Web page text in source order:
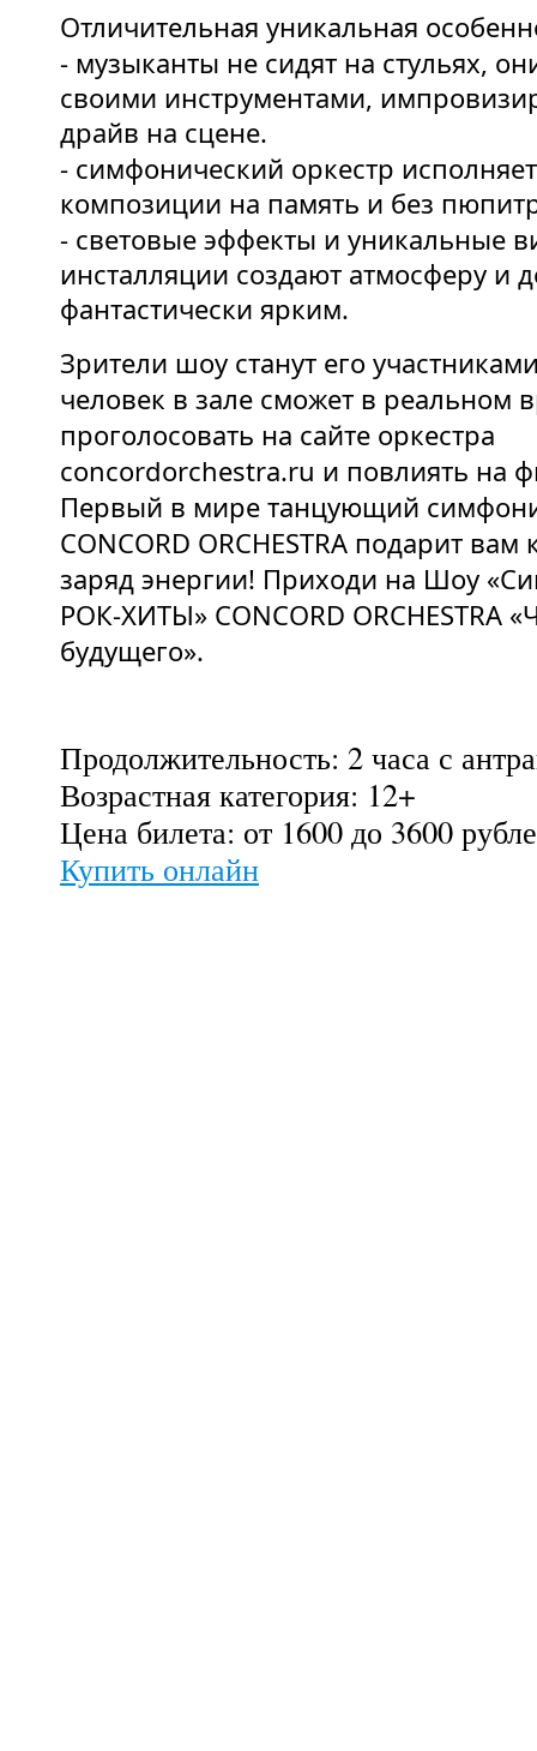
Отличительная уникальная
- музыканты не сидят на стульях,
своими инструментами,
драйв на сцене.
- симфонический оркестр
композиции на память и без
- световые эффекты и уникальные
инсталляции создают атмосферу и
фантастически ярким.
Зрители шоу станут его
человек в зале сможет в реальном
проголосовать на сайте оркестра
concordorchestra.ru и повлиять на
Первый в мире танцующий
CONCORD ORCHESTRA подарит
заряд энергии! Приходи на Шоу
РОК-ХИТЫ» CONCORD ORCHESTRA
будущего».
Продолжительность: 2 часа с
Возрастная категория: 12+
Цена билета: от 1600 до 3600
Купить онлайн